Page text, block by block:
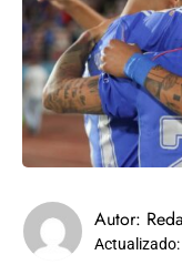
Autor:
Actualizado: